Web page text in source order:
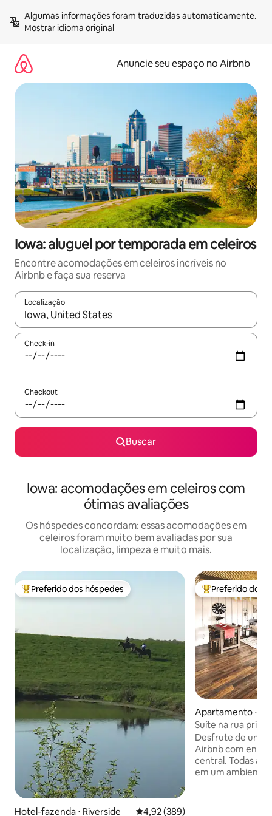
para
Mostrar idioma original
Anuncie seu espaço no Airbnb
Iowa: aluguel por temporada em celeiros
Encontre acomodações em celeiros incríveis no
Airbnb e faça sua reserva
Localização
Quando os resultados estiverem disponíveis, explore-os
Check-in
Checkout
Buscar
Iowa: acomodações em celeiros com
ótimas avaliações
Os hóspedes concordam: essas acomodações em
celeiros foram muito bem avaliadas por sua
localização, limpeza e muito mais.
Entre os melhores preferidos dos hóspedes
Preferido dos hóspedes
Hotel-fazenda ⋅ Riverside 4,92 de uma avaliação média de
4,92 (389)
Entre os
Preferido dos
Apartamento ⋅
Suíte na rua
Desfrute de uma
Airbnb com
central. Todas as
em um ambiente